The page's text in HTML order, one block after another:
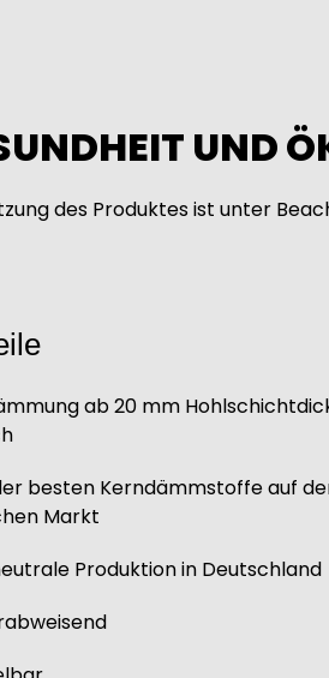
UND
des Produktes ist unter
ab 20 mm
besten Kerndämmstoffe auf
Markt
Produktion in Deutschland